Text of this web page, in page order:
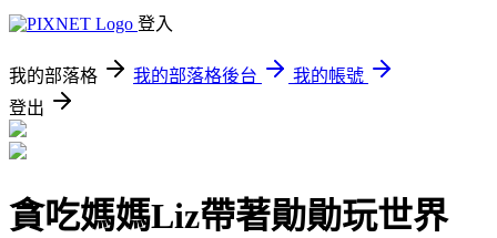
登入
我的部落格 我的部落格後台
我的帳號
登出
貪吃媽媽Liz帶著勛勛玩世界